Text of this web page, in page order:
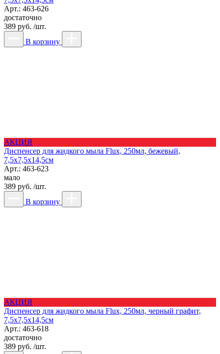
Арт.: 463-626
достаточно
389 руб. /шт.
В корзину
АКЦИЯ
Диспенсер для жидкого мыла Flux, 250мл, бежевый,
7,5х7,5х14,5см
Арт.: 463-623
мало
389 руб. /шт.
В корзину
АКЦИЯ
Диспенсер для жидкого мыла Flux, 250мл, черный графит,
7,5х7,5х14,5см
Арт.: 463-618
достаточно
389 руб. /шт.